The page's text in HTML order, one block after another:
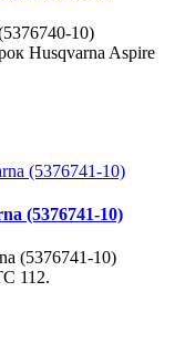
10)
Husqvarna Aspire
(5376741-10)
(5376741-10)
112.